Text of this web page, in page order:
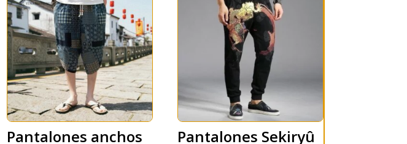
Pantalones anchos Pantalones Sekiryû